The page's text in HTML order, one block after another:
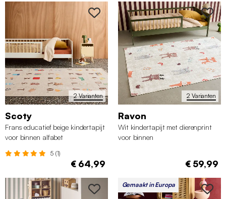
2 Varianten
Scoty
Frans educatief beige kindertapijt
voor binnen alfabet
5 (1)
€ 64,99
2 Varianten
Ravon
Wit kindertapijt met dierenprint
voor binnen
€ 59,99
Gemaakt in Europa